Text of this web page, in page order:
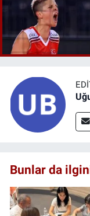
Bunlar da